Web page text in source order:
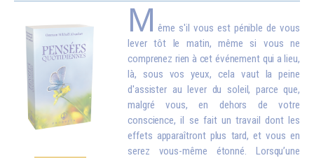
M ême s'il vous est pénible de vous
lever tôt le matin, même si vous ne
comprenez rien à cet événement qui a lieu,
là, sous vos yeux, cela vaut la peine
d'assister au lever du soleil, parce que,
malgré vous, en dehors de votre
conscience, il se fait un travail dont les
effets apparaîtront plus tard, et vous en
serez vous-même étonné. Lorsqu’une